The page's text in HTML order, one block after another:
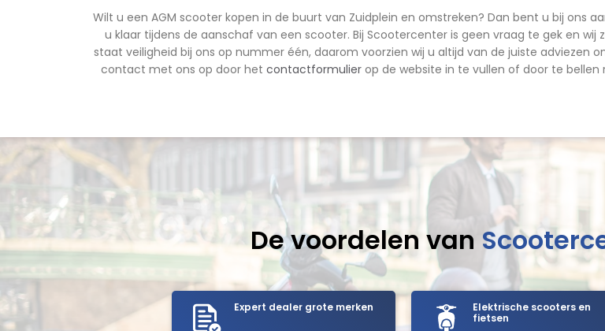
Wilt u een AGM scooter kopen in de buurt van Zuidplein en omstreken? Dan bent u bij ons
u klaar tijdens de aanschaf van een scooter. Bij Scootercenter is geen vraag te gek en
staat veiligheid bij ons op nummer één, daarom voorzien wij u altijd van de juiste adviezen
contact met ons op door het contactformulierop de website in te vullen of door te bellen
De voordelen van
Expert dealer grote merken
Elektrische scooters en
fietsen